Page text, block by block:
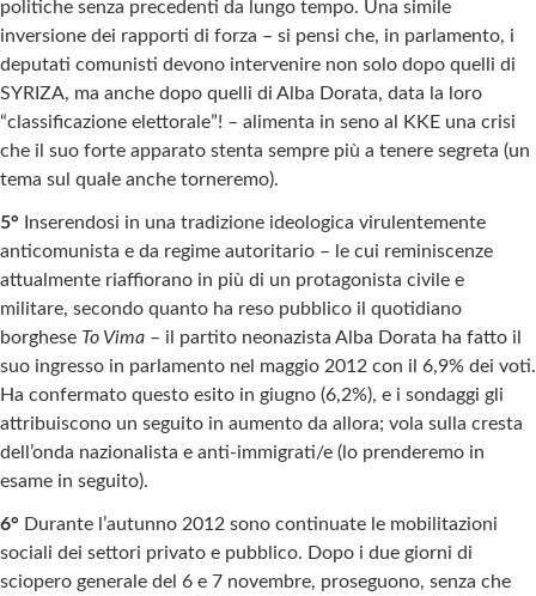
politiche senza precedenti da lungo tempo. Una simile
inversione dei rapporti di forza – si pensi che, in parlamento, i
deputati comunisti devono intervenire non solo dopo quelli di
SYRIZA, ma anche dopo quelli di Alba Dorata, data la loro
“classificazione elettorale”! – alimenta in seno al KKE una crisi
che il suo forte apparato stenta sempre più a tenere segreta (un
tema sul quale anche torneremo).
5° Inserendosi in una tradizione ideologica virulentemente
anticomunista e da regime autoritario – le cui reminiscenze
attualmente riaffiorano in più di un protagonista civile e
militare, secondo quanto ha reso pubblico il quotidiano
borghese To Vima – il partito neonazista Alba Dorata ha fatto il
suo ingresso in parlamento nel maggio 2012 con il 6,9% dei voti.
Ha confermato questo esito in giugno (6,2%), e i sondaggi gli
attribuiscono un seguito in aumento da allora; vola sulla cresta
dell’onda nazionalista e anti-immigrati/e (lo prenderemo in
esame in seguito).
6° Durante l’autunno 2012 sono continuate le mobilitazioni
sociali dei settori privato e pubblico. Dopo i due giorni di
sciopero generale del 6 e 7 novembre, proseguono, senza che